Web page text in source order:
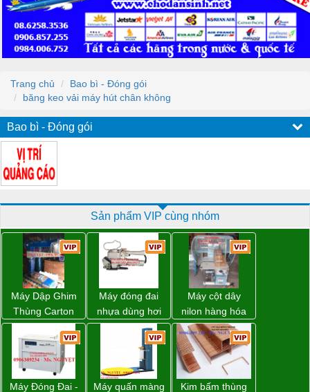
Trang chủ
Bao bì - Đóng gói
băng keo vải máy hút chân không
Bao bì - Đóng gói
Sản phẩm VIP cùng nhóm
Máy Dập Ghim
Thùng Carton
Wp-1200 Chính
Hãng Đài Loan
Máy đóng đai
nhựa dùng hơi
khí nén WP-20
Máy cột dây
nilon hàng hóa
model CY-100
Máy Đóng Đai -
Máy quấn màng
Kim bấm thùng